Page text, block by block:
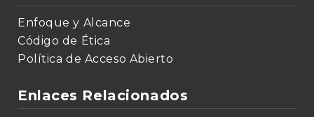
Enfoque y Alcance
Código de Ética
Política de Acceso Abierto
Enlaces Relacionados